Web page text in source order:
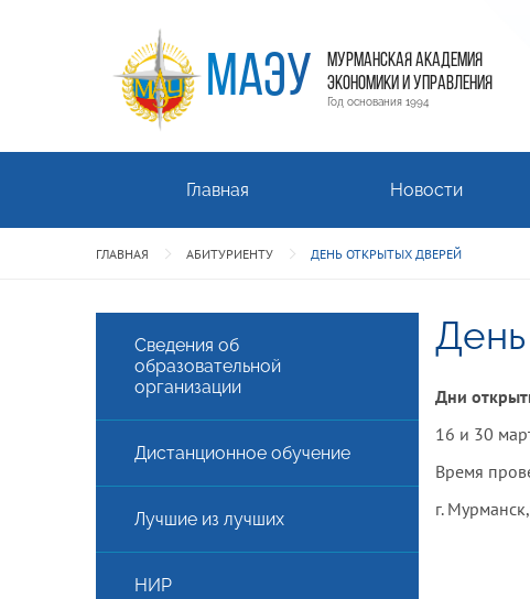
МАЭУ
МУРМАНСКАЯ АКАДЕМИЯ
ЭКОНОМИКИ И УПРАВЛЕНИЯ
Год основания 1994
Главная Новости
ГЛАВНАЯ АБИТУРИЕНТУ ДЕНЬ ОТКРЫТЫХ ДВЕРЕЙ
Сведения об
образовательной
организации
Дистанционное обучение
Лучшие из лучших
НИР
Дни
16 и 30
Время
г.